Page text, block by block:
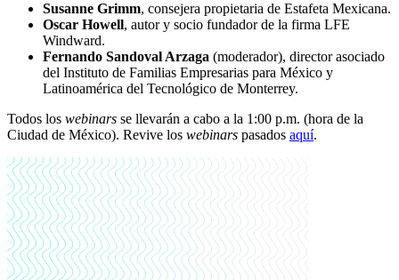
Susanne Grimm, consejera propietaria de Estafeta Mexicana.
Oscar Howell, autor y socio fundador de la firma LFE
Windward.
Fernando Sandoval Arzaga (moderador), director asociado
del Instituto de Familias Empresarias para México y
Latinoamérica del Tecnológico de Monterrey.
Todos los webinars se llevarán a cabo a la 1:00 p.m. (hora de la
Ciudad de México). Revive los webinars pasados aquí.